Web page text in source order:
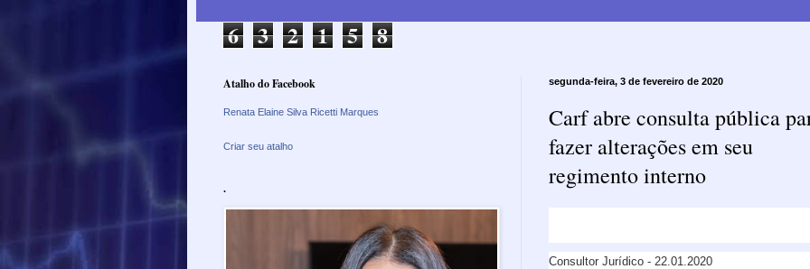
6 3 2 1 5 8
segunda-feira, 3 de fevereiro de 2020
Carf abre consulta pública
fazer alterações em seu
regimento interno
Consultor Jurídico - 22.01.2020
Atalho do Facebook
Renata Elaine Silva Ricetti Marques
Criar seu atalho
.